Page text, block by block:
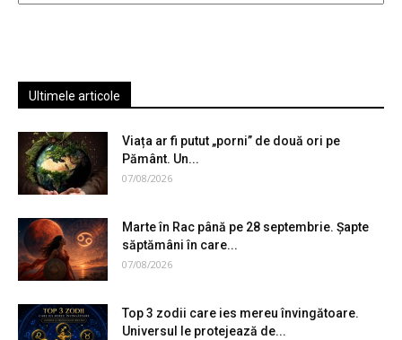
Ultimele articole
Viața ar fi putut „porni” de două ori pe
Pământ. Un...
07/08/2026
Marte în Rac până pe 28 septembrie. Șapte
săptămâni în care...
07/08/2026
Top 3 zodii care ies mereu învingătoare.
Universul le protejează de...